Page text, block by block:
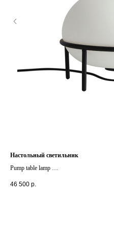
Настольный светильник
Pump table lamp
46 500 р.